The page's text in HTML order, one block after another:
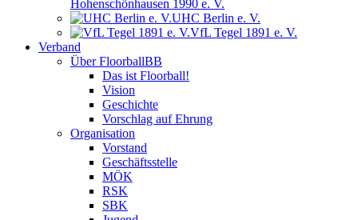
Hohenschönhausen 1990 e. V.
UHC Berlin e. V.
VfL Tegel 1891 e. V.
Verband
Über FloorballBB
Das ist Floorball!
Vision
Geschichte
Vorschlag auf Ehrung
Organisation
Vorstand
Geschäftsstelle
MÖK
RSK
SBK